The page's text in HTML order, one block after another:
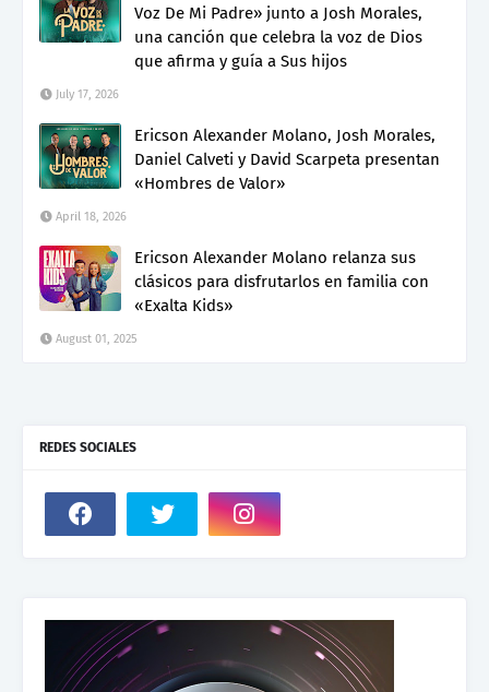
Voz De Mi Padre» junto a Josh Morales,
una canción que celebra la voz de Dios
que afirma y guía a Sus hijos
July 17, 2026
Ericson Alexander Molano, Josh Morales,
Daniel Calveti y David Scarpeta presentan
«Hombres de Valor»
April 18, 2026
Ericson Alexander Molano relanza sus
clásicos para disfrutarlos en familia con
«Exalta Kids»
August 01, 2025
REDES SOCIALES